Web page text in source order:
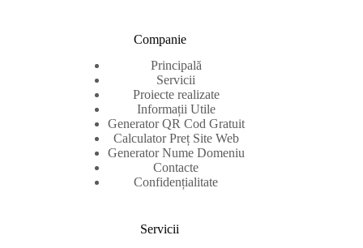
Companie
Principală
Servicii
Proiecte realizate
Informații Utile
Generator QR Cod Gratuit
Calculator Preț Site Web
Generator Nume Domeniu
Contacte
Confidențialitate
Servicii